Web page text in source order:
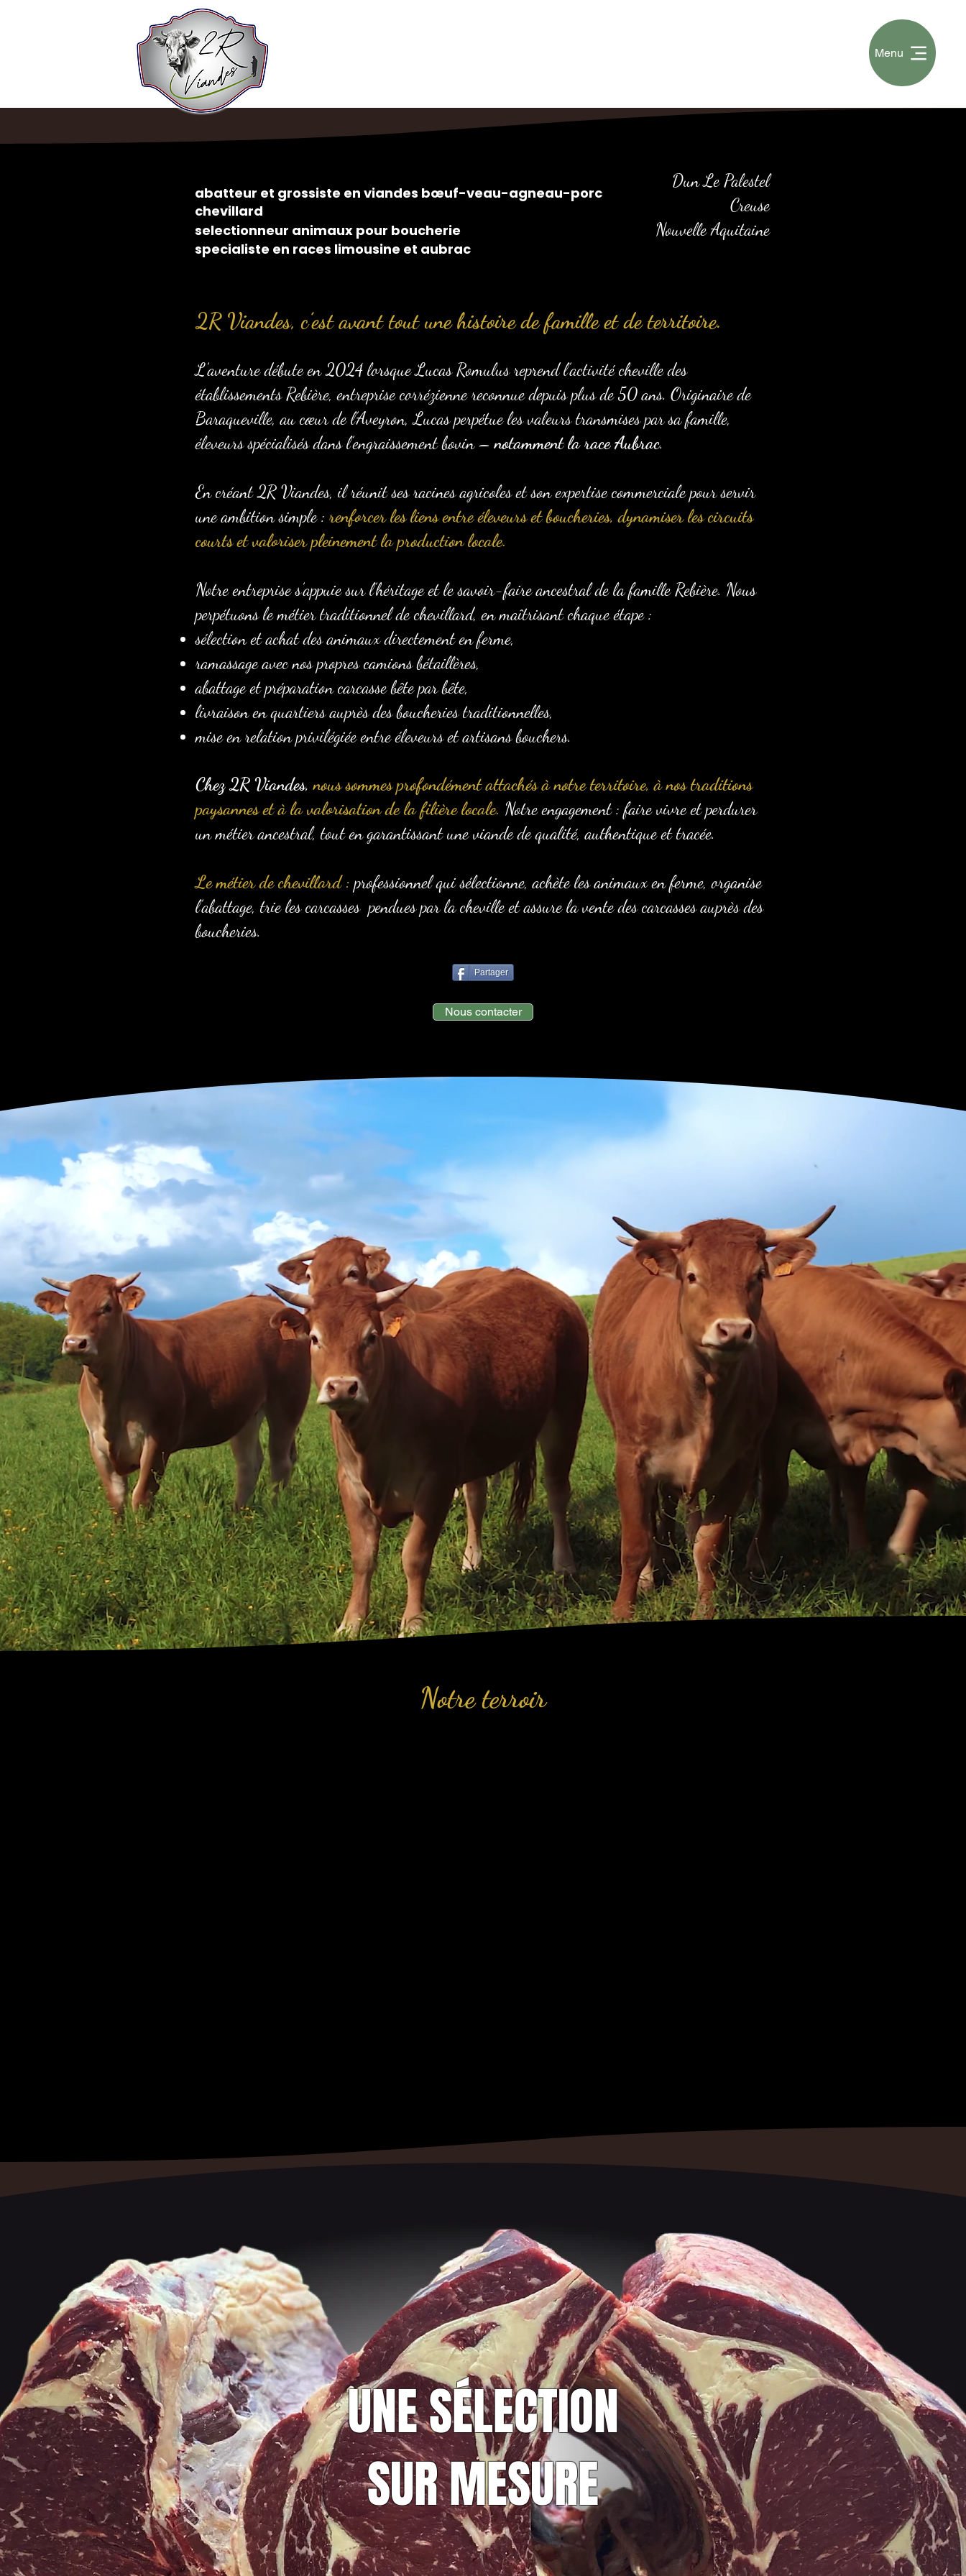
Menu
abatteur et grossiste en viandes bœuf-veau-agneau-porc
chevillard
selectionneur animaux pour boucherie
specialiste en races limousine et aubrac
Dun Le Palestel
Creuse
Nouvelle Aquitaine
2R Viandes, c’est avant tout une histoire de famille et de territoire.
L’aventure débute en 2024 lorsque Lucas Romulus reprend l’activité cheville des
établissements Rebière, entreprise corrézienne reconnue depuis plus de 50 ans. Originaire de
Baraqueville, au cœur de l’Aveyron, Lucas perpétue les valeurs transmises par sa famille,
éleveurs spécialisés dans l’engraissement bovin –notamment la race Aubrac.
En créant 2R Viandes, il réunit ses racines agricoles et son expertise commerciale pour servir
une ambition simple : renforcer les liens entre éleveurs et boucheries, dynamiser les circuits
courts et valoriser pleinement la production locale.
Notre entreprise s’appuie sur l’héritage et le savoir-faire ancestral de la famille Rebière. Nous
perpétuons le métier traditionnel de chevillard, en maîtrisant chaque étape :
sélection et achat des animaux directement en ferme,
ramassage avec nos propres camions bétaillères,
abattage et préparation carcasse bête par bête,
livraison en quartiers auprès des boucheries traditionnelles,
mise en relation privilégiée entre éleveurs et artisans bouchers.
Chez 2R Viandes,nous sommes profondément attachés à notre territoire, à nos traditions
paysannes et à la valorisation de la filière locale. Notre engagement : faire vivre et perdurer
un métier ancestral, tout en garantissant une viande de qualité, authentique et tracée.
Le métier de chevillard : professionnel qui sélectionne, achète les animaux en ferme, organise
l’abattage, trie les carcasses pendues par la cheville et assure la vente des carcasses auprès des
boucheries.
Partager
Nous contacter
Notre terroir
UNE SÉLECTION
SUR MESURE